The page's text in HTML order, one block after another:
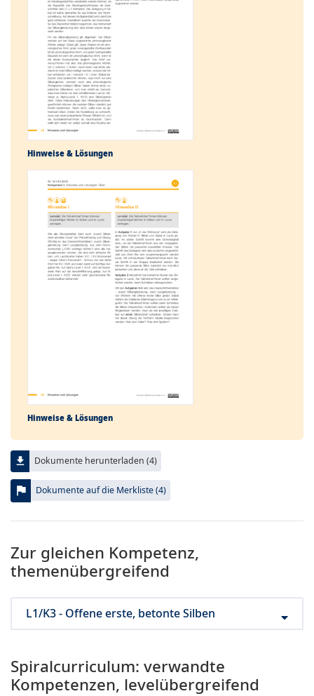
Hinweise & Lösungen
Hinweise & Lösungen
file_download Dokumente herunterladen (4)
flag Dokumente auf die Merkliste (4)
Zur gleichen Kompetenz,
themenübergreifend
L1/K3 - Offene erste, betonte Silben
Spiralcurriculum: verwandte
Kompetenzen, levelübergreifend